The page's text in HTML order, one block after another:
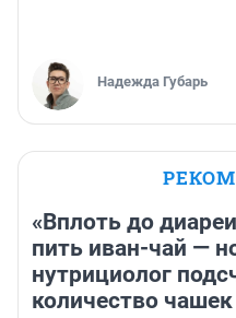
Надежда Губарь
«Вплоть до
пить иван-чай —
нутрициолог
количество чашек